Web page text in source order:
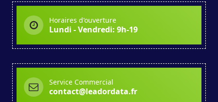
Horaires d'ouverture
Lundi - Vendredi: 9h-19
Service Commercial
contact@leadordata.fr